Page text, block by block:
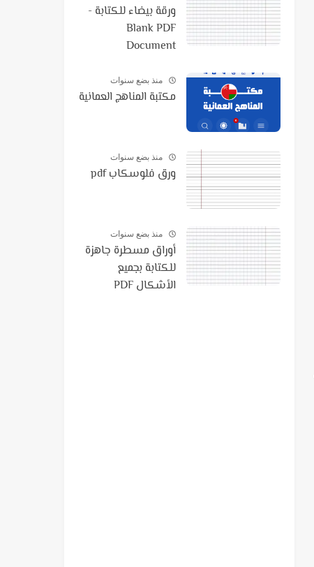
ورقة بيضاء للكتابة -
Blank PDF
Document
منذ بضع سنوات
مكتبة المناهج العمانية
منذ بضع سنوات
ورق فلوسكاب pdf
منذ بضع سنوات
أوراق مسطرة جاهزة
للكتابة بجميع
الأشكال PDF